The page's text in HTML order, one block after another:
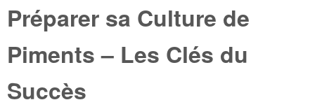
Préparer sa Culture de
Piments – Les Clés du
Succès